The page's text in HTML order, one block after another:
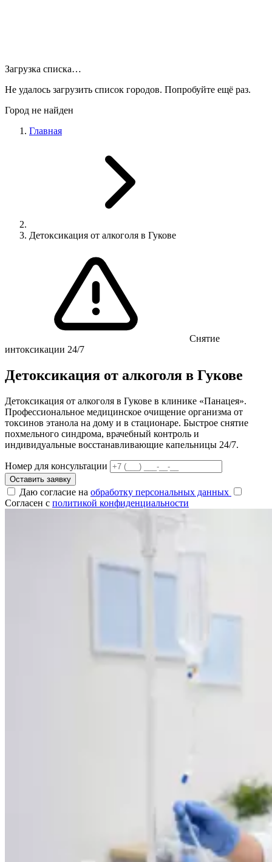
Загрузка списка…
Не удалось загрузить список городов. Попробуйте ещё раз.
Город не найден
Главная
Детоксикация от алкоголя в Гукове
Снятие
интоксикации 24/7
Детоксикация от алкоголя в Гукове
Детоксикация от алкоголя в Гукове в клинике «Панацея».
Профессиональное медицинское очищение организма от
токсинов этанола на дому и в стационаре. Быстрое снятие
похмельного синдрома, врачебный контроль и
индивидуальные восстанавливающие капельницы 24/7.
Номер для консультации
Оставить заявку
Даю согласие на обработку персональных данных
Согласен с политикой конфиденциальности